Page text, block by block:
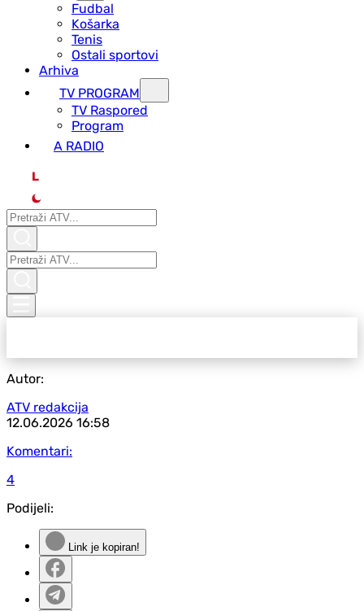
Fudbal
Košarka
Tenis
Ostali sportovi
Arhiva
TV PROGRAM
ТV Raspored
Program
A RADIO
L
Autor:
ATV redakcija
12.06.2026 16:58
Komentari:
4
Podijeli:
Link je kopiran!